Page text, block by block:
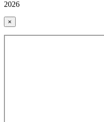
2026
×